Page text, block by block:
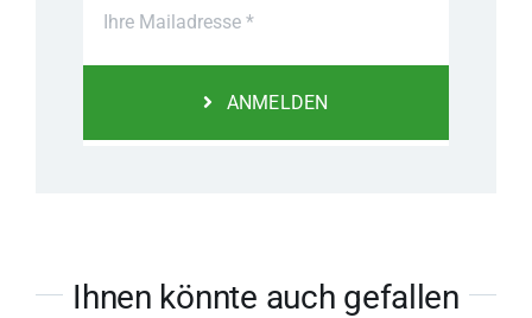
ANMELDEN
Ihnen könnte auch gefallen